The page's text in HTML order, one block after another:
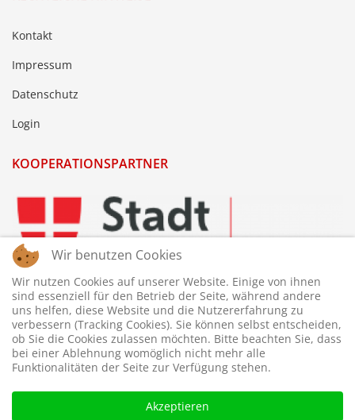
Kontakt
Impressum
Datenschutz
Login
KOOPERATIONSPARTNER
Wir benutzen Cookies
Wir nutzen Cookies auf unserer Website. Einige von ihnen
sind essenziell für den Betrieb der Seite, während andere
uns helfen, diese Website und die Nutzererfahrung zu
verbessern (Tracking Cookies). Sie können selbst entscheiden,
ob Sie die Cookies zulassen möchten. Bitte beachten Sie, dass
bei einer Ablehnung womöglich nicht mehr alle
Funktionalitäten der Seite zur Verfügung stehen.
Akzeptieren